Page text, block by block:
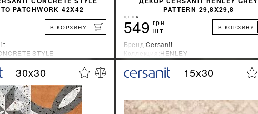
PATCHWORK 42X42
В КОРЗИНУ
STYLE
Украина
УЗНАТЬ СВОЮ СКИДКУ %
КУПИТЬ
PATTERN 29,8X29,8
ЦЕНА
549 грн
шт В КОРЗИНУ
Бренд:Cersanit
Коллекция:HENLEY
Страна-производитель:Украина
УЗНАТЬ СВОЮ СКИДКУ
КУПИТЬ
30x30 15x30